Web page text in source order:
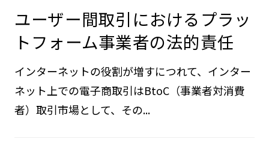
ユーザー間取引におけるプラッ
トフォーム事業者の法的責任
インターネットの役割が増すにつれて、インター
ネット上での電子商取引はBtoC（事業者対消費
者）取引市場として、その...